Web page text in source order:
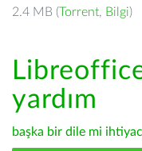
2.4 MB (Torrent, Bilgi)
yardım
başka bir dile mi